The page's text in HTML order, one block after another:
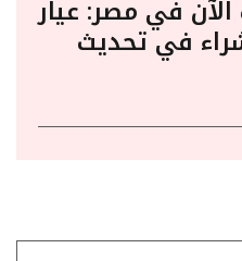
في مصر: عيار
6735 للشراء في تحديث